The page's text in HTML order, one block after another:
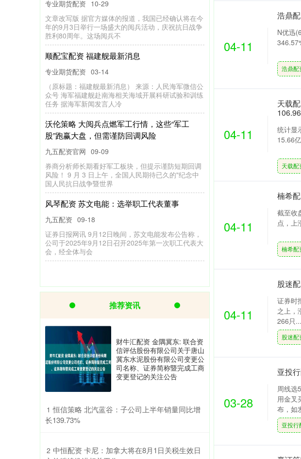
04-11
浩鼎
N优迅
浩鼎配
04-11
天载
统计显
15.66
天载配
04-11
楠希
截至收
点，上
楠希配
04-11
股迷
证券时
之上，
266只
股迷配
03-28
亚投
周线选
用金叉
布，如
亚投行
股海搏金配资 北京汇源控诉股东私刻公章，严
重干扰公司经营秩序，导致电商平台大面积断
九五配资官网 03-14
（原标题：北京汇源控诉股东私刻公章，严重干扰公
司经营秩序，导致电商平台大面积断货） 本文来源：
时代财经 9月12日凌晨，
般神配资 川渝正联合编制《成渝氢走廊建设方
案》 将建设国家氢能产业发展战略支点
九五配资官网 09-12
9月8日，成渝高速氢走廊暨氢能产业“四企”联动推进
大会举行。据悉，川渝正联合编制《成渝氢走廊建设
方案》，以成渝间三条高速
亿融策略 7月3日证券之星早间消息汇总：证监
会表示始终把维护市场稳定作为监管工作首要
九五配资 11-02
宏观要闻： 1.近日，中国证监会党委召开扩大会议。
会议强调，要始终把维护市场稳定作为监管工作首要
推荐资讯
财牛汇配资 金隅冀东: 联合资
信评估股份有限公司关于唐山
冀东水泥股份有限公司变更公
司名称、证券简称暨完成工商
变更登记的关注公告
1 ​恒信策略 北汽蓝谷：子公司上半年销量同比增
长139.73%
2 ​中恒配资 卡尼：加拿大将在8月1日关税生效日